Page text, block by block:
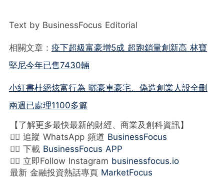
Text by BusinessFocus Editorial
相關文章： 疫下超級富豪增5成 超跑銷量創新高 林寶
堅尼今年已售7430輛
小紅書杜絕炫富行為 曬豪車豪宅、偽造創業人設全刪
兩週已處理1100多篇
【了解更多最快最新的財經、商業及創科資訊】
👉🏻 追蹤 WhatsApp 頻道 BusinessFocus
👉🏻 下載 BusinessFocus APP
👉🏻 立即Follow Instagram businessfocus.io
最新 金融投資熱話專頁 MarketFocus